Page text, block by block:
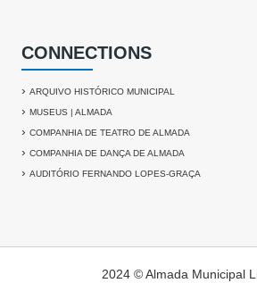
CONNECTIONS
› ARQUIVO HISTÓRICO MUNICIPAL
› MUSEUS | ALMADA
› COMPANHIA DE TEATRO DE ALMADA
› COMPANHIA DE DANÇA DE ALMADA
› AUDITÓRIO FERNANDO LOPES-GRAÇA
2024 © Almada Municipal